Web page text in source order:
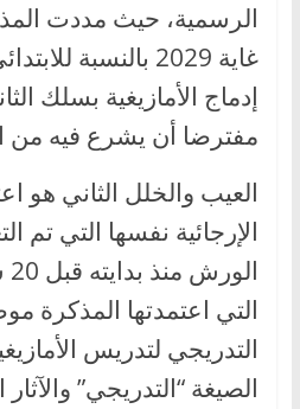
الرسمية، حيث مددت
غاية 2029 بالنسبة
إدماج الأمازيغية بسلك
مفترضا أن يشرع فيه من
العيب والخلل الثاني هو
الإرجائية نفسها التي تم
التي اعتمدتها المذكرة
التدريجي لتدريس
الصيغة “التدريجي”